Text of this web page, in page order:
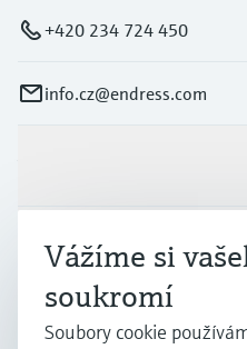
+420 234 724 450
info.cz@endress.com
Průmysl
Podpora
Vážíme si
soukromí
Soubory cookie